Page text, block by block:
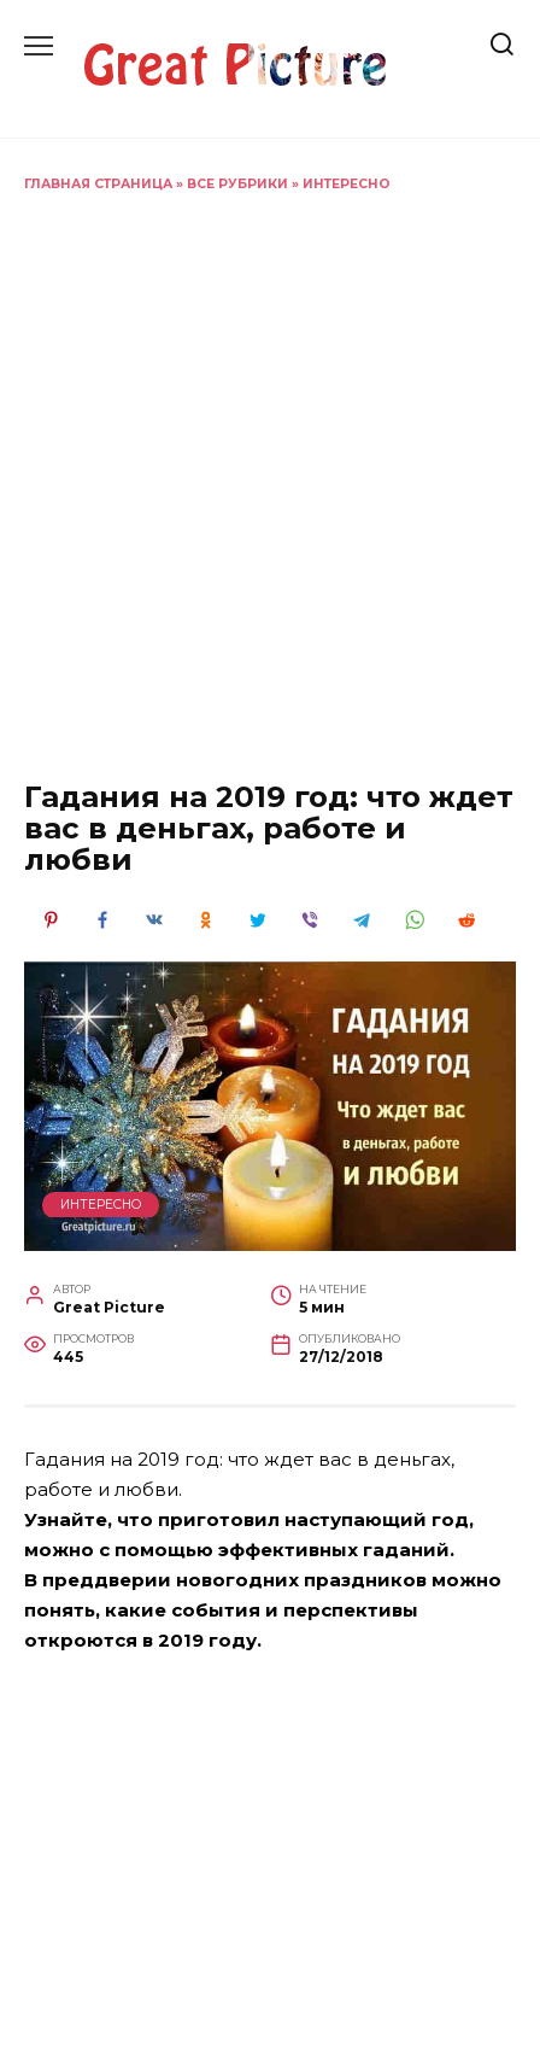
содержанию
ГЛАВНАЯ СТРАНИЦА » ВСЕ РУБРИКИ » ИНТЕРЕСНО
Гадания на 2019 год: что ждет
вас в деньгах, работе и
любви
ИНТЕРЕСНО
АВТОР
Great Picture
НА ЧТЕНИЕ
5 мин
ПРОСМОТРОВ
445
ОПУБЛИКОВАНО
27/12/2018
Гадания на 2019 год: что ждет вас в деньгах,
работе и любви.
Узнайте, что приготовил наступающий год,
можно с помощью эффективных гаданий.
В преддверии новогодних праздников можно
понять, какие события и перспективы
откроются в 2019 году.